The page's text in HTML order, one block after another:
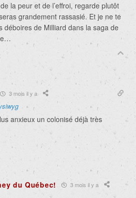
la peur et de l’effroi, regarde plutôt
grandement rassasié. Et je ne te
déboires de Milliard dans la saga de
3 mois il y a
anxieux un colonisé déjà très
du Québec! 3 mois il y a